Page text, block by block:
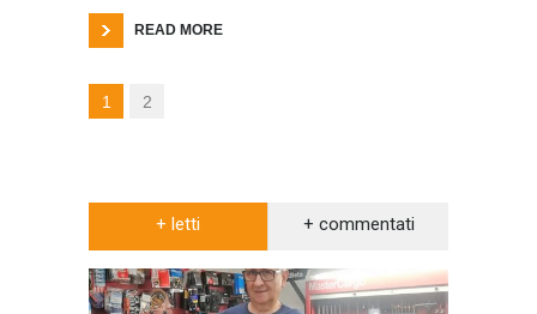
READ MORE
1 2
+ letti + commentati